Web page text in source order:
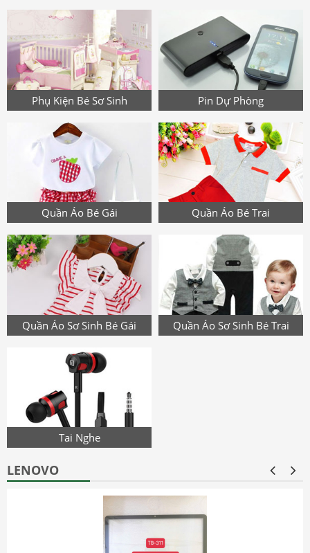
Phụ Kiện Bé Sơ Sinh Pin Dự Phòng
Quần Áo Bé Gái Quần Áo Bé Trai
Quần Áo Sơ Sinh Bé Gái Quần Áo Sơ Sinh Bé Trai
Tai Nghe
LENOVO